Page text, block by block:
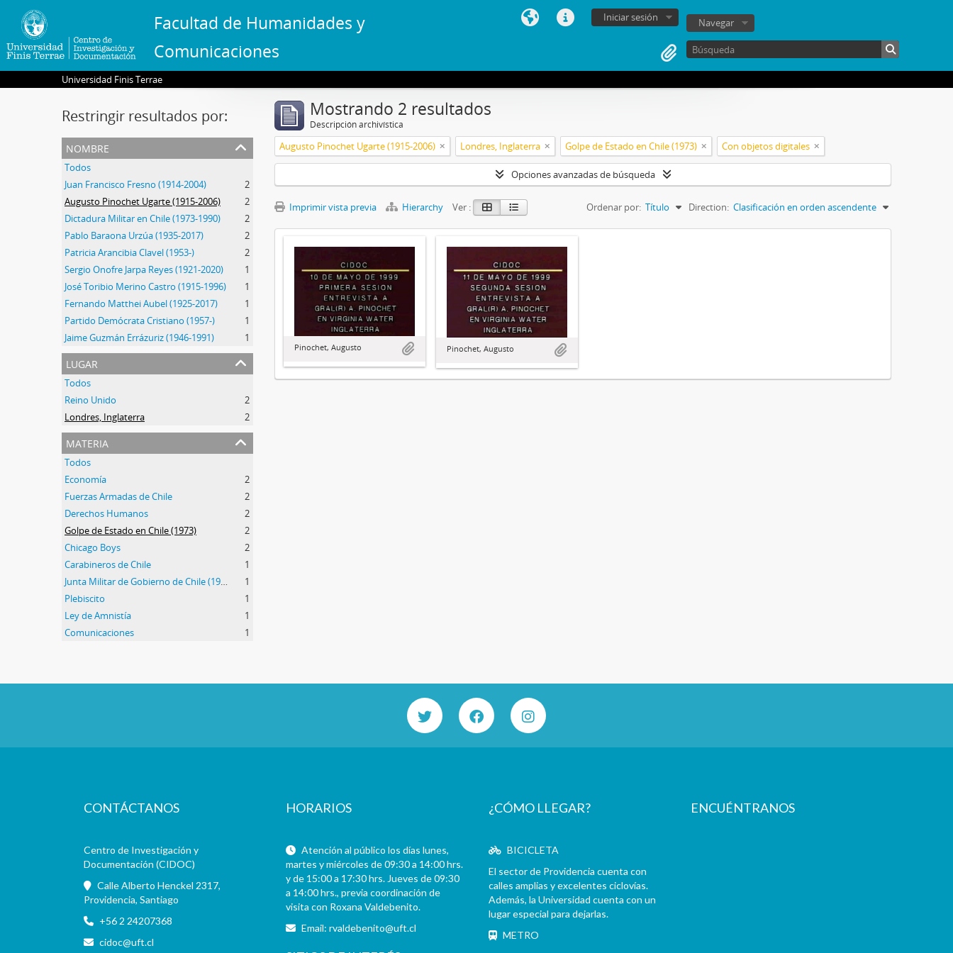
Facultad de Humanidades y
Comunicaciones
Iniciar sesión Navegar
Universidad Finis Terrae
Restringir resultados por:
nombre
Todos
Juan Francisco Fresno (1914-2004)
2
Augusto Pinochet Ugarte (1915-2006)
2
Dictadura Militar en Chile (1973-1990)
2
Pablo Baraona Urzúa (1935-2017)
2
Patricia Arancibia Clavel (1953-)
2
Sergio Onofre Jarpa Reyes (1921-2020)
1
José Toribio Merino Castro (1915-1996)
1
Fernando Matthei Aubel (1925-2017)
1
Partido Demócrata Cristiano (1957-)
1
Jaime Guzmán Errázuriz (1946-1991)
1
lugar
Todos
Reino Unido
2
Londres, Inglaterra
2
materia
Todos
Economía
2
Fuerzas Armadas de Chile
2
Derechos Humanos
2
Golpe de Estado en Chile (1973)
2
Chicago Boys
2
Carabineros de Chile
1
Junta Militar de Gobierno de Chile (1973-1990)
1
Plebiscito
1
Ley de Amnistía
1
Comunicaciones
1
Mostrando 2 resultados
Descripción archivística
Augusto Pinochet Ugarte (1915-2006) Londres, Inglaterra Golpe de Estado en Chile (1973) Con objetos digitales
Opciones avanzadas de búsqueda
Imprimir vista previa Hierarchy Ver : Ordenar por: Título Direction: Clasificación en orden ascendente
Pinochet, Augusto Pinochet, Augusto
CONTÁCTANOS
Centro de Investigación y
Documentación (CIDOC)
Calle Alberto Henckel 2317,
Providencia, Santiago
+56 2 24207368
cidoc@uft.cl
HORARIOS
Atención al público los días lunes,
martes y miércoles de 09:30 a 14:00 hrs.
y de 15:00 a 17:30 hrs. Jueves de 09:30
a 14:00 hrs., previa coordinación de
visita con Roxana Valdebenito.
Email:rvaldebenito@uft.cl
¿CÓMO LLEGAR?
BICICLETA
El sector de Providencia cuenta con
calles amplias y excelentes ciclovías.
Además, la Universidad cuenta con un
lugar especial para dejarlas.
METRO
ENCUÉNTRANOS